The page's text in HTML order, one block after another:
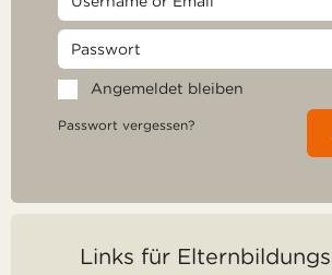
Angemeldet bleiben
Passwort vergessen?
Links für